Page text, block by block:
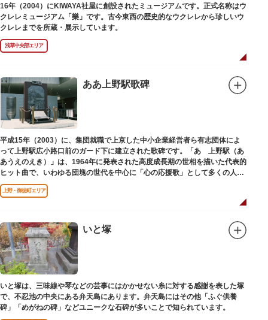
16年（2004）にKIWAYA社屋に創設されたミュージアムです。正式名称はウ
クレレミュージアム「樂」です。古今東西の歴史的なウクレレから珍しいウ
クレレまでを所蔵・展示しています。
浅草中央部エリア
ああ上野駅歌碑
平成15年（2003）に、集団就職で上京した中小企業経営者ら有志団体によ
って上野駅広小路口前のガード下に建立された歌碑です。「あゝ上野駅（あ
あうえのえき）」は、1964年に発表された高度成長期の世相を描いた代表的
ヒット曲で、いわゆる団塊の世代を中心に「心の応援歌」として多くの人々
に勇気と感動を与えました。
上野・御徒町エリア
いと塚
いと塚は、三味線や琴などの芸事にはかかせない糸に対する感謝を表した塚
で、不忍池の中央にある弁天島にあります。弁天島にはその他「ふぐ供養
碑」「めがねの碑」などユニークな石碑が多いことで知られています。